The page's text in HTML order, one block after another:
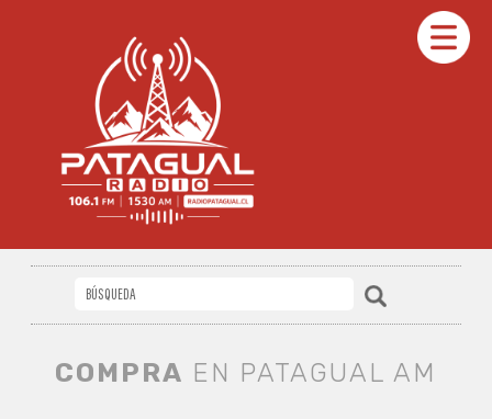
COMPRA EN PATAGUAL AM